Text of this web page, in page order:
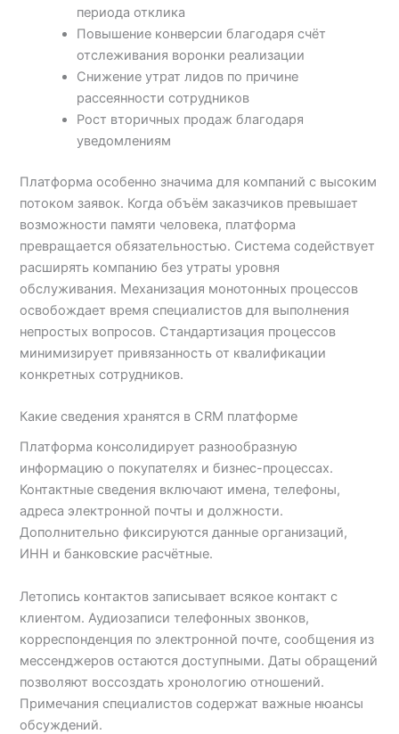
периода отклика
Повышение конверсии благодаря счёт
отслеживания воронки реализации
Снижение утрат лидов по причине
рассеянности сотрудников
Рост вторичных продаж благодаря
уведомлениям
Платформа особенно значима для компаний с высоким
потоком заявок. Когда объём заказчиков превышает
возможности памяти человека, платформа
превращается обязательностью. Система содействует
расширять компанию без утраты уровня
обслуживания. Механизация монотонных процессов
освобождает время специалистов для выполнения
непростых вопросов. Стандартизация процессов
минимизирует привязанность от квалификации
конкретных сотрудников.
Какие сведения хранятся в CRM платформе
Платформа консолидирует разнообразную
информацию о покупателях и бизнес-процессах.
Контактные сведения включают имена, телефоны,
адреса электронной почты и должности.
Дополнительно фиксируются данные организаций,
ИНН и банковские расчётные.
Летопись контактов записывает всякое контакт с
клиентом. Аудиозаписи телефонных звонков,
корреспонденция по электронной почте, сообщения из
мессенджеров остаются доступными. Даты обращений
позволяют воссоздать хронологию отношений.
Примечания специалистов содержат важные нюансы
обсуждений.